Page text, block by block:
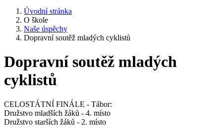
Úvodní stránka
O škole
Naše úspěchy
Dopravní soutěž mladých cyklistů
Dopravní soutěž mladých
cyklistů
CELOSTÁTNÍ FINÁLE - Tábor:
Družstvo mladších žáků - 4. místo
Družstvo starších žáků - 2. místo